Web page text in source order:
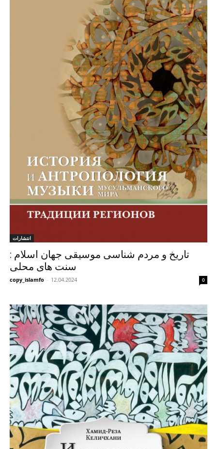
انتشارات
تاریخ و مردم شناسی موسیقی جهان اسلام :
سنت های محلی
copy_islamfo - 12.04.2024 0